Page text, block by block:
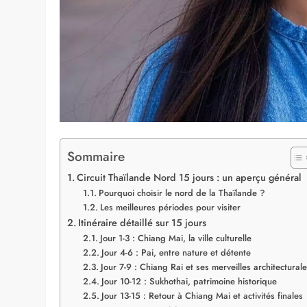
Sommaire
Circuit Thaïlande Nord 15 jours : un aperçu général
Pourquoi choisir le nord de la Thaïlande ?
Les meilleures périodes pour visiter
Itinéraire détaillé sur 15 jours
Jour 1-3 : Chiang Mai, la ville culturelle
Jour 4-6 : Pai, entre nature et détente
Jour 7-9 : Chiang Rai et ses merveilles
Jour 10-12 : Sukhothai, patrimoine historique
Jour 13-15 : Retour à Chiang Mai et activités finales